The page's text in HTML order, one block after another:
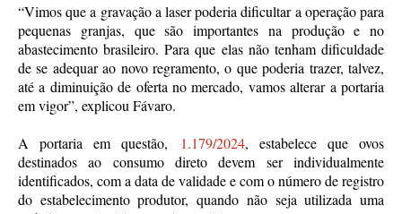
“Vimos que a gravação a laser poderia dificultar a operação para
pequenas granjas, que são importantes na produção e no
abastecimento brasileiro. Para que elas não tenham dificuldade
de se adequar ao novo regramento, o que poderia trazer, talvez,
até a diminuição de oferta no mercado, vamos alterar a portaria
em vigor”, explicou Fávaro.
A portaria em questão,
1.179/2024, estabelece que ovos
destinados ao consumo direto devem ser individualmente
identificados, com a data de validade e com o número de registro
do estabelecimento produtor, quando não seja utilizada uma